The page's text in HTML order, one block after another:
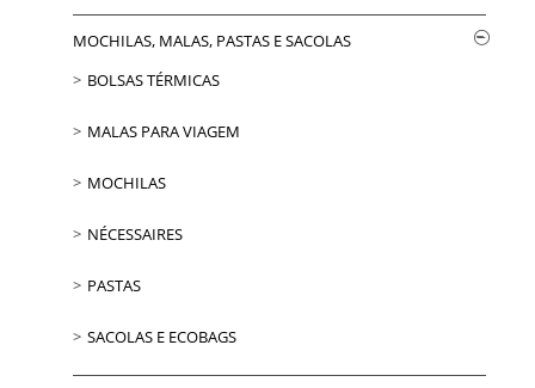
MOCHILAS, MALAS, PASTAS E SACOLAS
BOLSAS TÉRMICAS
MALAS PARA VIAGEM
MOCHILAS
NÉCESSAIRES
PASTAS
SACOLAS E ECOBAGS